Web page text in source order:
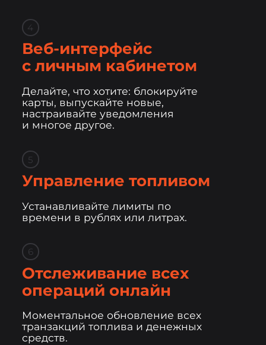
4
Веб-интерфейс
с личным кабинетом
Делайте, что хотите: блокируйте
карты, выпускайте новые,
настраивайте уведомления
и многое другое.
5
Управление топливом
Устанавливайте лимиты по
времени в рублях или литрах.
6
Отслеживание всех
операций онлайн
Моментальное обновление всех
транзакций топлива и денежных
средств.